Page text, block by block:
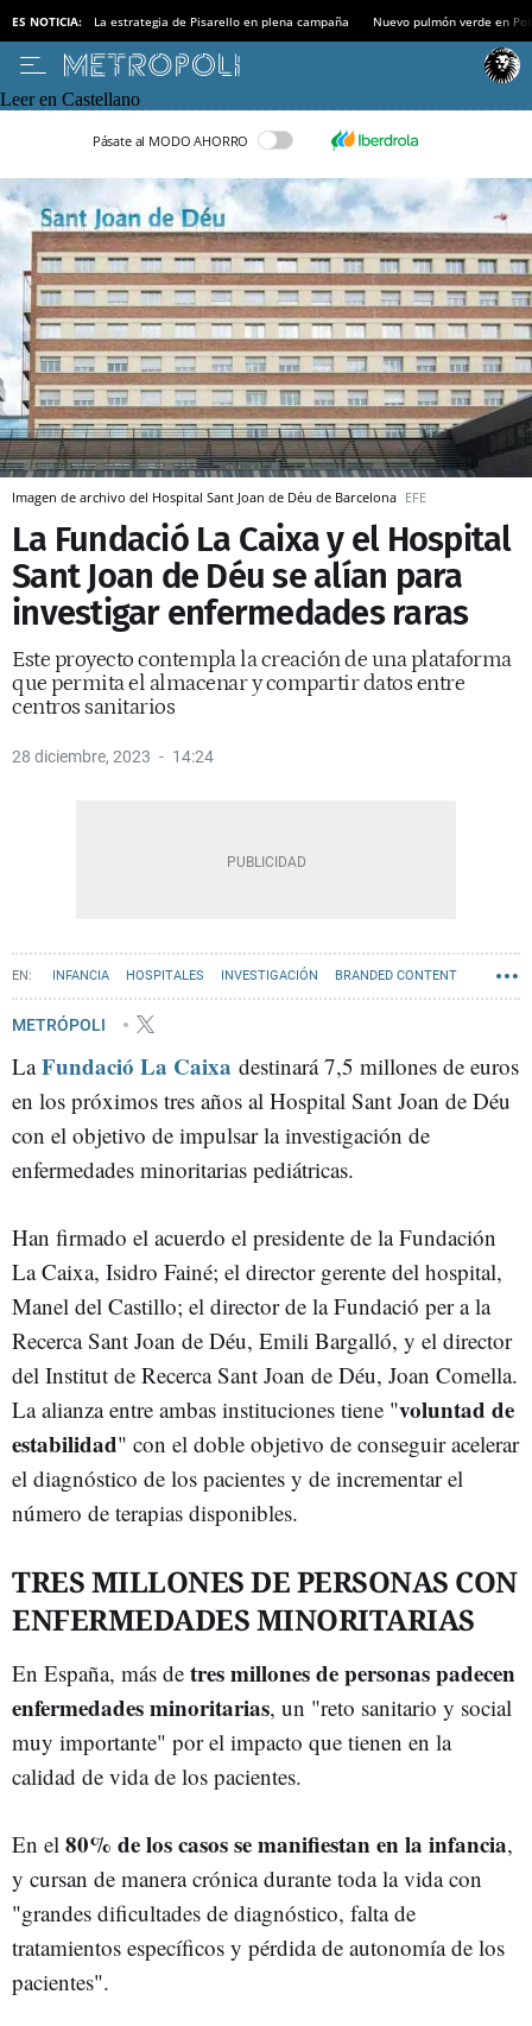
ES NOTICIA: La estrategia de Pisarello en plena campaña Nuevo pulmón verde en
Leer en Castellano
Pásate al MODO AHORRO
Imagen de archivo del Hospital Sant Joan de Déu de Barcelona EFE
La Fundació La Caixa y el Hospital
Sant Joan de Déu se alían para
investigar enfermedades raras
Este proyecto contempla la creación de una plataforma
que permita el almacenar y compartir datos entre
centros sanitarios
28 diciembre, 2023 14:24
INFANCIA HOSPITALES INVESTIGACIÓN BRANDED CONTENT
METRÓPOLI
LaFundació La Caixa destinará 7,5 millones de euros
en los próximos tres años al Hospital Sant Joan de Déu
con el objetivo de impulsar la investigación de
enfermedades minoritarias pediátricas.
Han firmado el acuerdo el presidente de la Fundación
La Caixa, Isidro Fainé; el director gerente del hospital,
Manel del Castillo; el director de la Fundació per a la
Recerca Sant Joan de Déu, Emili Bargalló, y el director
del Institut de Recerca Sant Joan de Déu, Joan Comella.
La alianza entre ambas instituciones tiene "voluntad de
estabilidad" con el doble objetivo de conseguir acelerar
el diagnóstico de los pacientes y de incrementar el
número de terapias disponibles.
TRES MILLONES DE PERSONAS CON
ENFERMEDADES MINORITARIAS
En España, más de tres millones de personas padecen
enfermedades minoritarias, un "reto sanitario y social
muy importante" por el impacto que tienen en la
calidad de vida de los pacientes.
En el 80% de los casos se manifiestan en la infancia,
y cursan de manera crónica durante toda la vida con
"grandes dificultades de diagnóstico, falta de
tratamientos específicos y pérdida de autonomía de los
pacientes".